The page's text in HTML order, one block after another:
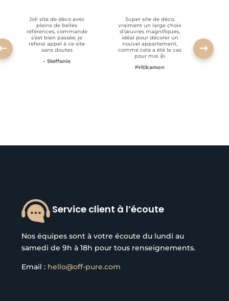
Joli site de déco avec
pleins de belles
références, commande
s’est bien passée, je
referai appel à ce site
sans doutes
– Steffanie
Super site de déco,
vraiment un large choix
d’œuvres magnifiques,
idéal pour décorer un
nouvel appartement,
comme cela a été le cas
pour moi 👍
Pritikamon
Service client à l’écoute
Nos équipes sont à votre écoute du lundi au
samedi de 9h à 18h pour tous renseignements.
Email : hello@off-pure.com